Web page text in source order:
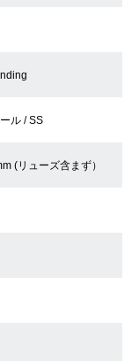
の方
ル / SS
(リューズ含まず）